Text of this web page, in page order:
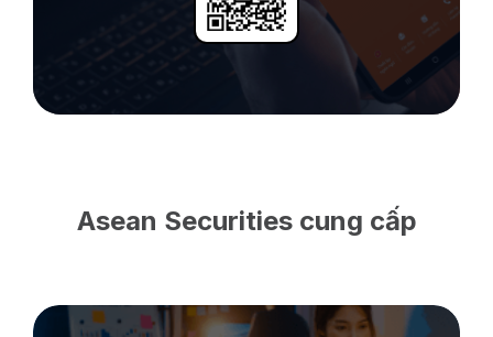
Asean Securities cung cấp